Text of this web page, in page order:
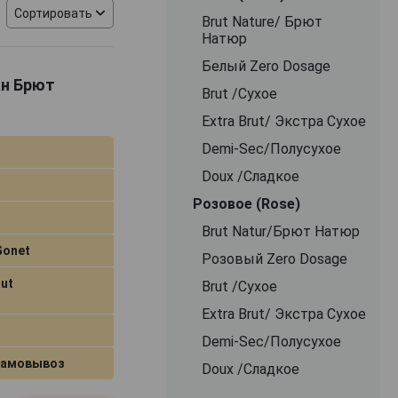
при 6-10 °C —
В качестве
и
сервировать
которые
Сортировать
Брют
Brut Nature/ Брют
Натюр
Белый Zero Dosage
Brut /Сухое
Extra Brut/ Экстра Сухое
Demi-Sec/Полусухое
Doux /Сладкое
Розовое (Rose)
Brut Natur/Брют Натюр
Розовый Zero Dosage
Brut /Сухое
Extra Brut/ Экстра Сухое
Demi-Sec/Полусухое
Doux /Сладкое